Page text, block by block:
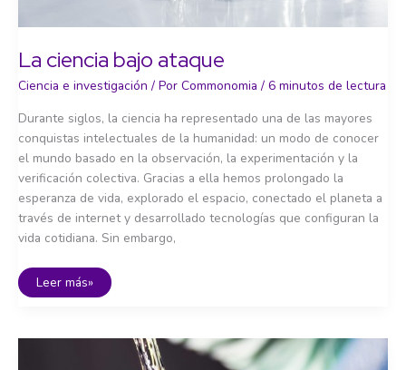
La ciencia bajo ataque
Ciencia e investigación / Por Commonomia / 6 minutos de lectura
Durante siglos, la ciencia ha representado una de las mayores
conquistas intelectuales de la humanidad: un modo de conocer
el mundo basado en la observación, la experimentación y la
verificación colectiva. Gracias a ella hemos prolongado la
esperanza de vida, explorado el espacio, conectado el planeta a
través de internet y desarrollado tecnologías que configuran la
vida cotidiana. Sin embargo,
La
Leer más»